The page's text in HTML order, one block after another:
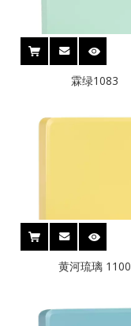
霖绿1083
黄河琉璃 1100